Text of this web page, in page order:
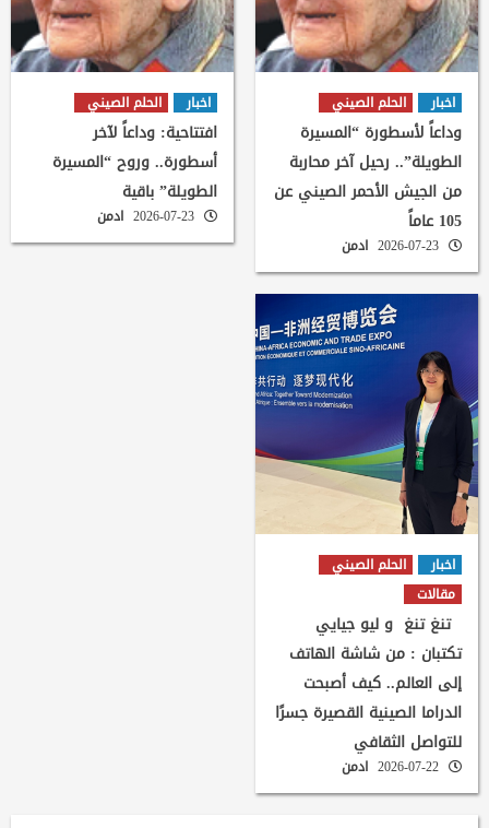
اخبار الحلم الصيني
وداعاً لأسطورة “المسيرة
الطويلة”.. رحيل آخر محاربة
من الجيش الأحمر الصيني عن
105 عاماً
ادمن
اخبار الحلم الصيني
افتتاحية: وداعاً لآخر
أسطورة.. وروح “المسيرة
الطويلة” باقية
ادمن
اخبار
الحلم الصيني
مقالات
تنغ تنغ و ليو جيايي
تكتبان : من شاشة الهاتف
إلى العالم.. كيف أصبحت
الدراما الصينية القصيرة جسرًا
للتواصل الثقافي
ادمن